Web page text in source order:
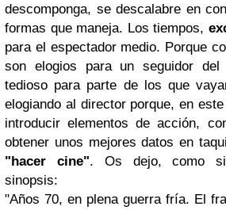
descomponga, se descalabre en
formas que maneja. Los tiempos,
para el espectador medio. Porque
son elogios para un seguidor del
tedioso para parte de los que
elogiando al director porque, en
introducir elementos de acción,
obtener unos mejores datos en
"hacer cine". Os dejo, como
sinopsis:
"Años 70, en plena guerra fría. El